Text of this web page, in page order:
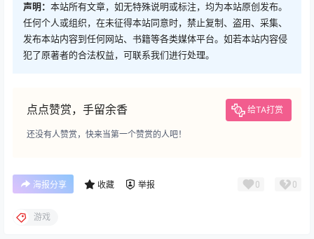
声明： 本站所有文章，如无特殊说明或标注，均为本站原创发布。
任何个人或组织，在未征得本站同意时，禁止复制、盗用、采集、
发布本站内容到任何网站、书籍等各类媒体平台。如若本站内容侵
犯了原著者的合法权益，可联系我们进行处理。
点点赞赏，手留余香 给TA打赏
还没有人赞赏，快来当第一个赞赏的人吧！
海报分享 收藏 举报 0 0
游戏